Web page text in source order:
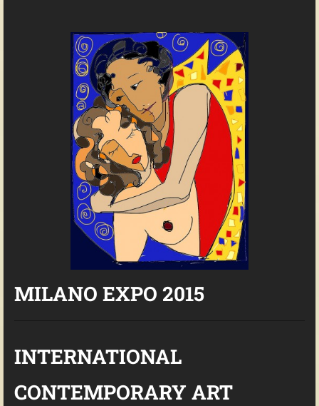
MILANO EXPO 2015
INTERNATIONAL
CONTEMPORARY ART